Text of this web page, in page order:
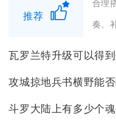
推荐
合理
奏、
瓦罗兰特升级可以得
攻城掠地兵书横野能
斗罗大陆上有多少个